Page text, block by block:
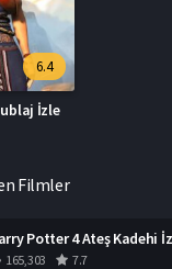
6.4
İzle
Filmler
Potter 4 Ateş Kadehi
165,303 7.7